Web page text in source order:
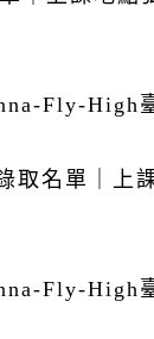
Fly-High
取名單｜上
Fly-High